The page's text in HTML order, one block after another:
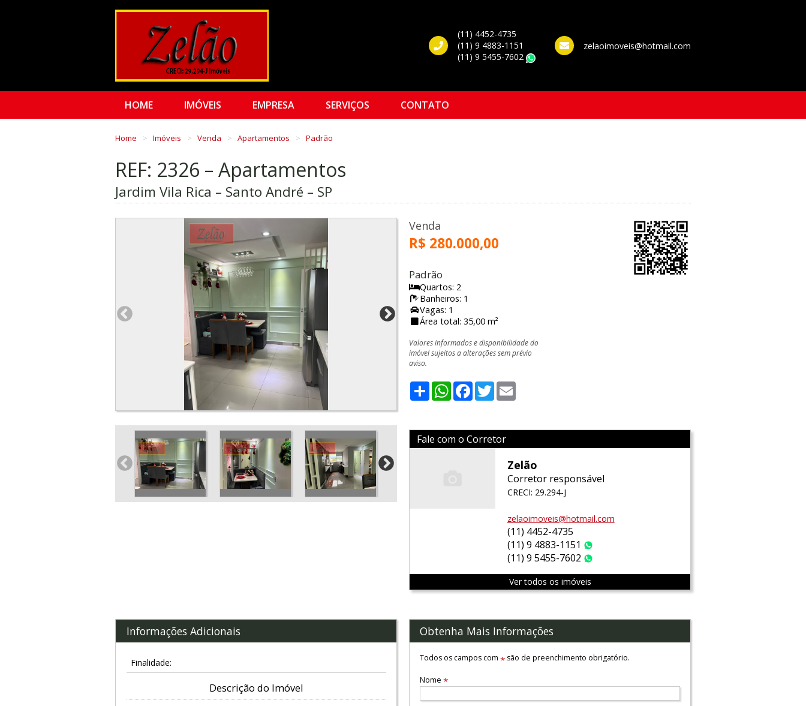
(11) 4452-4735
(11) 9 4883-1151
(11) 9 5455-7602
WhatsApp
zelaoimoveis@hotmail.com
HOME IMÓVEIS EMPRESA SERVIÇOS CONTATO
Home Imóveis Venda Apartamentos Padrão
REF: 2326 – Apartamentos
Jardim Vila Rica – Santo André – SP
Venda
R$ 280.000,00
Padrão
Quartos: 2
Banheiros: 1
Vagas: 1
Área total: 35,00 m²
Valores informados e disponibilidade do
imóvel sujeitos a alterações sem prévio
aviso.
ShareWhatsApp
Facebook
Twitter
Fale com o Corretor
Zelão
Corretor responsável
CRECI: 29.294-J
zelaoimoveis@hotmail.com
(11) 4452-4735
(11) 9 4883-1151
(11) 9 5455-7602
Ver todos os imóveis
Informações Adicionais
Finalidade:
Descrição do Imóvel
Obtenha Mais Informações
Todos os campos com* são de preenchimento obrigatório.
Nome*